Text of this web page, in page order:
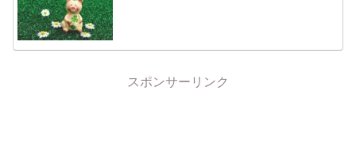
スポンサーリンク